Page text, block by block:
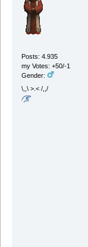
Posts: 4.935
my Votes: +50/-1
Gender:
\,,\ >.< /,,/